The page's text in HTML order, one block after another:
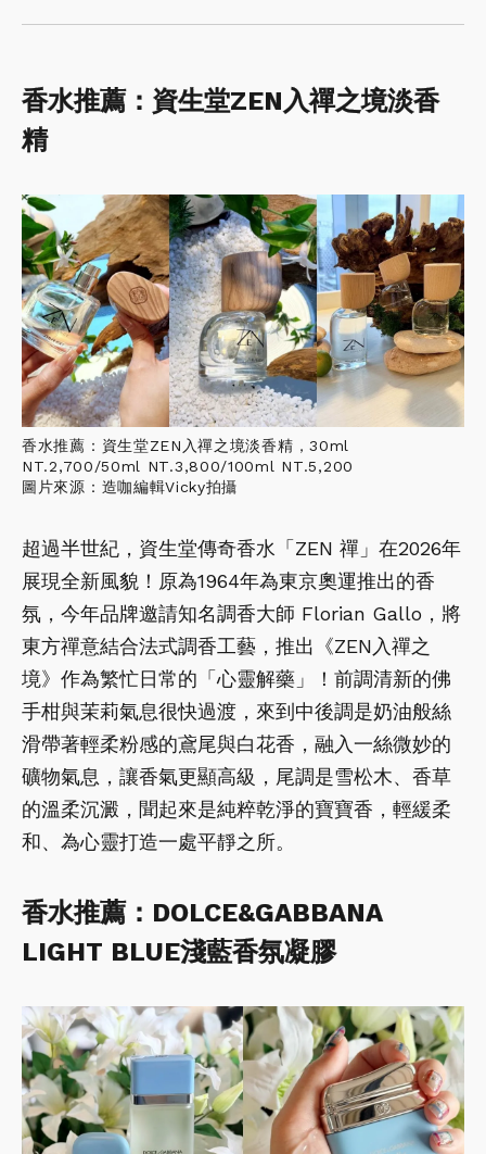
香水推薦：資生堂ZEN入禪之境淡香
精
香水推薦：資生堂ZEN入禪之境淡香精，30ml
NT.2,700/50ml NT.3,800/100ml NT.5,200
圖片來源：造咖編輯Vicky拍攝
超過半世紀，資生堂傳奇香水「ZEN 禪」在2026年
展現全新風貌！原為1964年為東京奧運推出的香
氛，今年品牌邀請知名調香大師 Florian Gallo，將
東方禪意結合法式調香工藝，推出《ZEN入禪之
境》作為繁忙日常的「心靈解藥」！前調清新的佛
手柑與茉莉氣息很快過渡，來到中後調是奶油般絲
滑帶著輕柔粉感的鳶尾與白花香，融入一絲微妙的
礦物氣息，讓香氣更顯高級，尾調是雪松木、香草
的溫柔沉澱，聞起來是純粹乾淨的寶寶香，輕緩柔
和、為心靈打造一處平靜之所。
香水推薦：DOLCE&GABBANA
LIGHT BLUE淺藍香氛凝膠